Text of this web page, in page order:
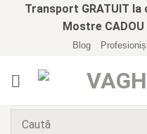
Transport GRATUIT la
Mostre
Blog